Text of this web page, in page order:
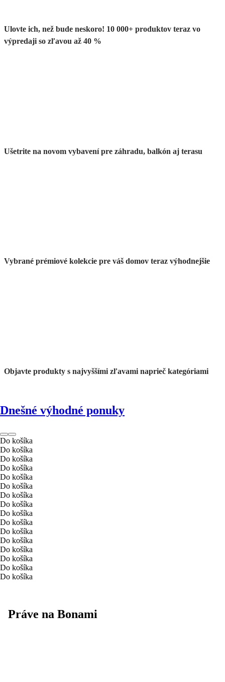
Ulovte ich, než bude neskoro! 10 000+ produktov teraz vo
výpredaji so zľavou až 40 %
Ušetrite na novom vybavení pre záhradu, balkón aj terasu
Vybrané prémiové kolekcie pre váš domov teraz výhodnejšie
Objavte produkty s najvyššími zľavami naprieč kategóriami
Dnešné výhodné ponuky
Do košíka
Do košíka
Do košíka
Do košíka
Do košíka
Do košíka
Do košíka
Do košíka
Do košíka
Do košíka
Do košíka
Do košíka
Do košíka
Do košíka
Do košíka
Do košíka
Práve na Bonami